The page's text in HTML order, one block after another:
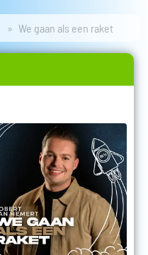
We gaan als een raket